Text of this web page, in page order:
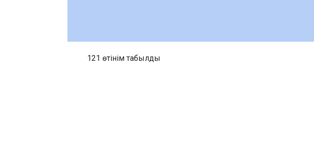
121 өтінім табылды